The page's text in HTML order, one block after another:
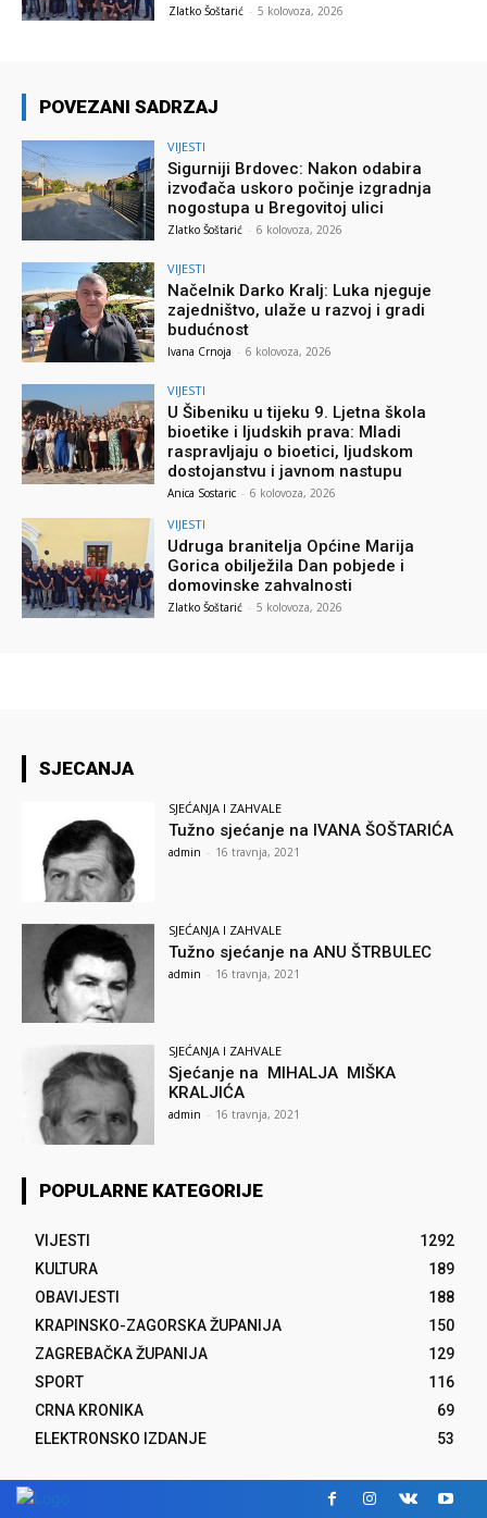
Zlatko Šoštarić - 5 kolovoza, 2026
POVEZANI SADRZAJ
VIJESTI
Sigurniji Brdovec: Nakon odabira
izvođača uskoro počinje izgradnja
nogostupa u Bregovitoj ulici
Zlatko Šoštarić - 6 kolovoza, 2026
VIJESTI
Načelnik Darko Kralj: Luka njeguje
zajedništvo, ulaže u razvoj i gradi
budućnost
Ivana Crnoja - 6 kolovoza, 2026
VIJESTI
U Šibeniku u tijeku 9. Ljetna škola
bioetike i ljudskih prava: Mladi
raspravljaju o bioetici, ljudskom
dostojanstvu i javnom nastupu
Anica Sostaric - 6 kolovoza, 2026
VIJESTI
Udruga branitelja Općine Marija
Gorica obilježila Dan pobjede i
domovinske zahvalnosti
Zlatko Šoštarić - 5 kolovoza, 2026
SJECANJA
SJEĆANJA I ZAHVALE
Tužno sjećanje na IVANA ŠOŠTARIĆA
admin - 16 travnja, 2021
SJEĆANJA I ZAHVALE
Tužno sjećanje na ANU ŠTRBULEC
admin - 16 travnja, 2021
SJEĆANJA I ZAHVALE
Sjećanje na MIHALJA MIŠKA
KRALJIĆA
admin - 16 travnja, 2021
POPULARNE KATEGORIJE
VIJESTI
1292
KULTURA
189
OBAVIJESTI
188
KRAPINSKO-ZAGORSKA ŽUPANIJA
150
ZAGREBAČKA ŽUPANIJA
129
SPORT
116
CRNA KRONIKA
69
ELEKTRONSKO IZDANJE
53